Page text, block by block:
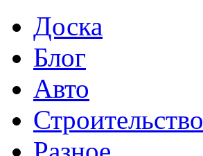
Доска
Блог
Авто
Строительство